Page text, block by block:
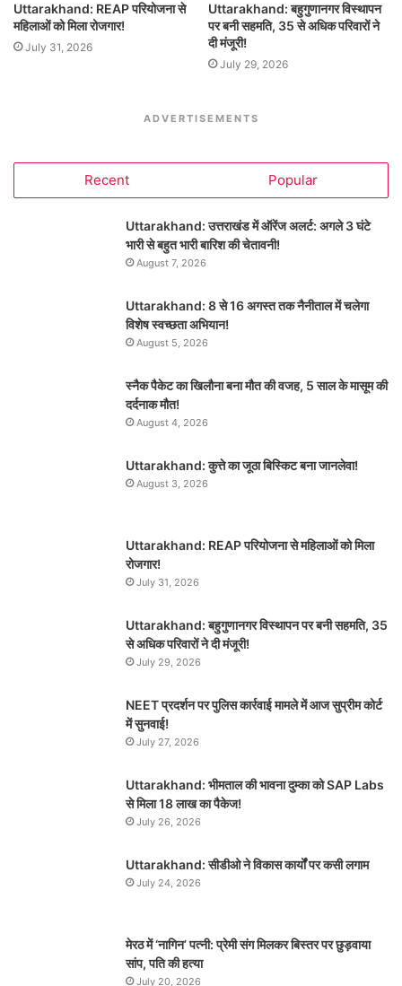
Uttarakhand: REAP परियोजना से
महिलाओं को मिला रोजगार!
July 31, 2026
Uttarakhand: बहुगुणानगर विस्थापन
पर बनी सहमति, 35 से अधिक परिवारों ने
दी मंजूरी!
July 29, 2026
ADVERTISEMENTS
Recent Popular
Uttarakhand: उत्तराखंड में ऑरेंज अलर्ट: अगले 3 घंटे
भारी से बहुत भारी बारिश की चेतावनी!
August 7, 2026
Uttarakhand: 8 से 16 अगस्त तक नैनीताल में चलेगा
विशेष स्वच्छता अभियान!
August 5, 2026
स्नैक पैकेट का खिलौना बना मौत की वजह, 5 साल के मासूम की
दर्दनाक मौत!
August 4, 2026
Uttarakhand: कुत्ते का जूठा बिस्किट बना जानलेवा!
August 3, 2026
Uttarakhand: REAP परियोजना से महिलाओं को मिला
रोजगार!
July 31, 2026
Uttarakhand: बहुगुणानगर विस्थापन पर बनी सहमति, 35
से अधिक परिवारों ने दी मंजूरी!
July 29, 2026
NEET प्रदर्शन पर पुलिस कार्रवाई मामले में आज सुप्रीम कोर्ट
में सुनवाई!
July 27, 2026
Uttarakhand: भीमताल की भावना दुम्का को SAP Labs
से मिला 18 लाख का पैकेज!
July 26, 2026
Uttarakhand: सीडीओ ने विकास कार्यों पर कसी लगाम
July 24, 2026
मेरठ में ‘नागिन’ पत्नी: प्रेमी संग मिलकर बिस्तर पर छुड़वाया
सांप, पति की हत्या
July 20, 2026